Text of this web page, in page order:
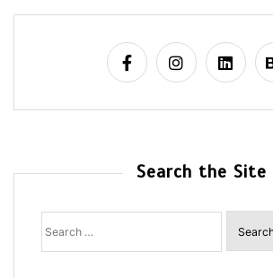
Search the Site
Search
for: